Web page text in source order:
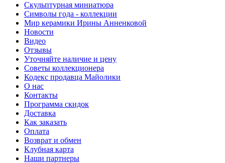
Скульптурная миниатюра
Символы года - коллекции
Мир керамики Ирины Анненковой
Новости
Видео
Отзывы
Уточняйте наличие и цену
Советы коллекционера
Кодекс продавца Майолики
О нас
Контакты
Программа скидок
Доставка
Как заказать
Оплата
Возврат и обмен
Клубная карта
Наши партнеры